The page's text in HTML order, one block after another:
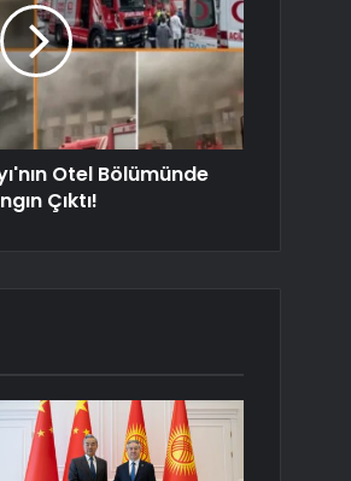
Otel Bölümünde
Çıktı!